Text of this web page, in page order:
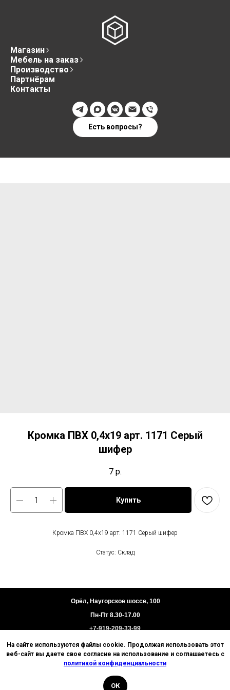
Магазин
Мебель на заказ
Производство
Партнёрам
Контакты
Есть вопросы?
Кромка ПВХ 0,4х19 арт. 1171 Серый
шифер
7 р.
Купить
Кромка ПВХ 0,4х19 арт. 1171 Серый шифер
Статус: Склад
На сайте используются файлы cookie. Продолжая использовать этот
веб-сайт вы даете свое согласие на использование и соглашаетесь с
политикой конфиденциальности
ОК
Политика конфиденциальности
Пользовательское соглашение
Орёл, Наугорское шоссе, 100
Пн-Пт 8.30-17.00
+7-919-209-33-99